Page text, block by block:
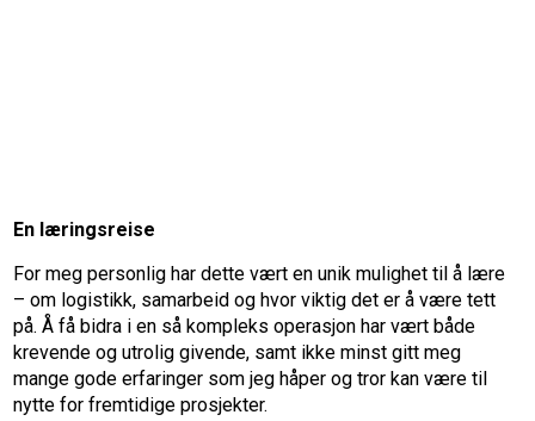
En læringsreise
For meg personlig har dette vært en unik mulighet til å lære
– om logistikk, samarbeid og hvor viktig det er å være tett
på. Å få bidra i en så kompleks operasjon har vært både
krevende og utrolig givende, samt ikke minst gitt meg
mange gode erfaringer som jeg håper og tror kan være til
nytte for fremtidige prosjekter.